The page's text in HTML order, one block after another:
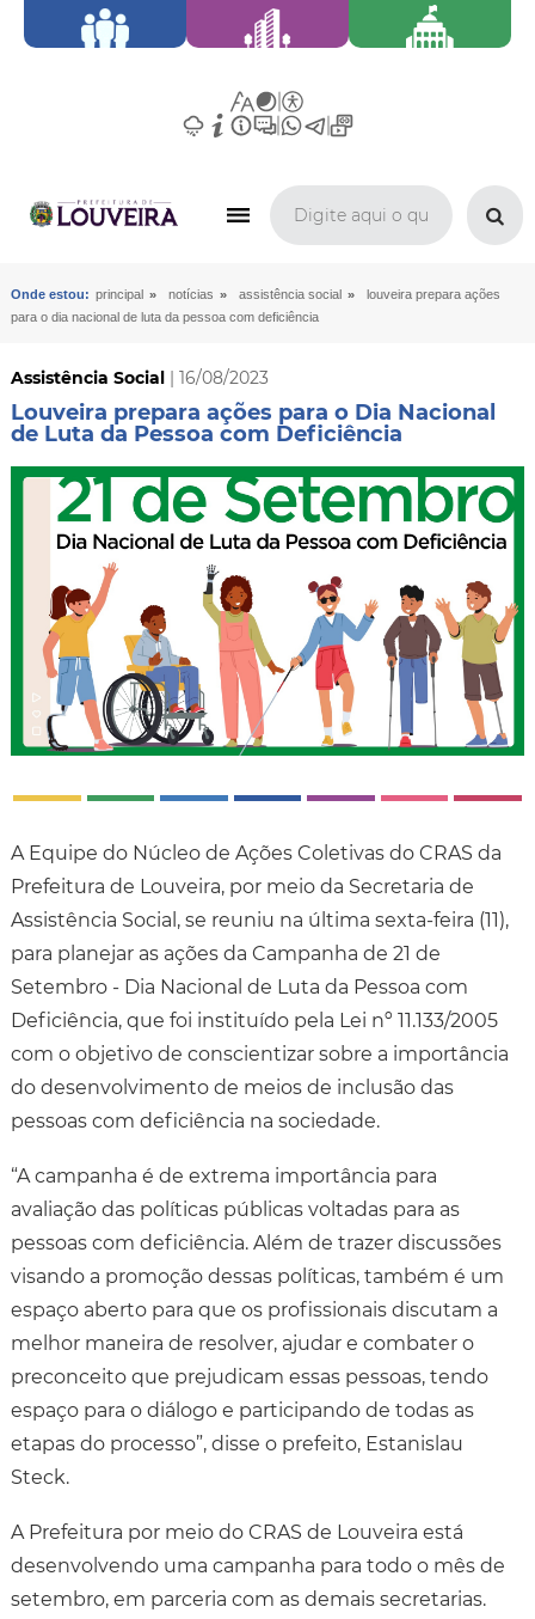
Onde estou: principal » notícias » assistência social »
louveira prepara ações
para o dia nacional de luta da pessoa com deficiência
Assistência Social| 16/08/2023
Louveira prepara ações para o Dia Nacional
de Luta da Pessoa com Deficiência
A Equipe do Núcleo de Ações Coletivas do CRAS da
Prefeitura de Louveira, por meio da Secretaria de
Assistência Social, se reuniu na última sexta-feira (11),
para planejar as ações da Campanha de 21 de
Setembro - Dia Nacional de Luta da Pessoa com
Deficiência, que foi instituído pela Lei nº 11.133/2005
com o objetivo de conscientizar sobre a importância
do desenvolvimento de meios de inclusão das
pessoas com deficiência na sociedade.
“A campanha é de extrema importância para
avaliação das políticas públicas voltadas para as
pessoas com deficiência. Além de trazer discussões
visando a promoção dessas políticas, também é um
espaço aberto para que os profissionais discutam a
melhor maneira de resolver, ajudar e combater o
preconceito que prejudicam essas pessoas, tendo
espaço para o diálogo e participando de todas as
etapas do processo”, disse o prefeito, Estanislau
Steck.
A Prefeitura por meio do CRAS de Louveira está
desenvolvendo uma campanha para todo o mês de
setembro, em parceria com as demais secretarias.